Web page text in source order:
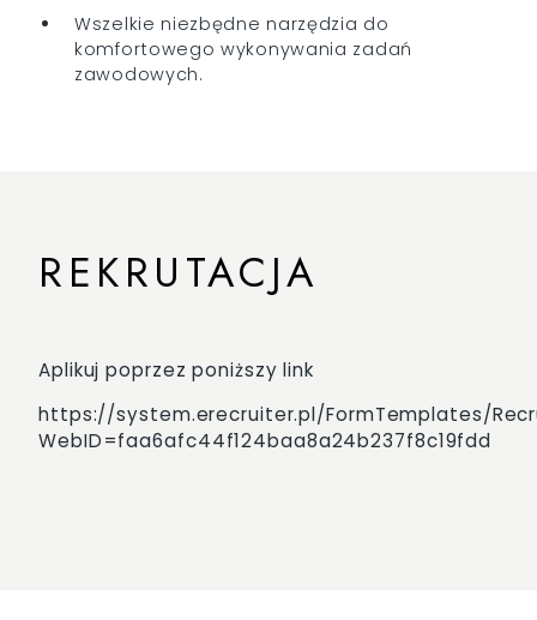
Wszelkie niezbędne narzędzia do
komfortowego wykonywania zadań
zawodowych.
REKRUTACJA
Aplikuj poprzez poniższy link
https://system.erecruiter.pl/FormTemplates/
WebID=faa6afc44f124baa8a24b237f8c19fdd